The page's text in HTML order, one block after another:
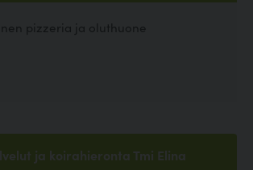
pizzeria ja oluthuone
ja koirahieronta Tmi Elina